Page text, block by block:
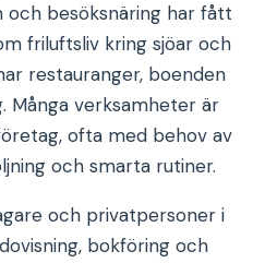
och besöksnäring har fått
friluftsliv kring sjöar och
restauranger, boenden
Många verksamheter är
ofta med behov av
och smarta rutiner.
och privatpersoner i
bokföring och